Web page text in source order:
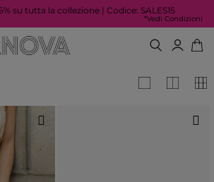
su tutta la collezione | Codice: SALES15
*Vedi Condizioni